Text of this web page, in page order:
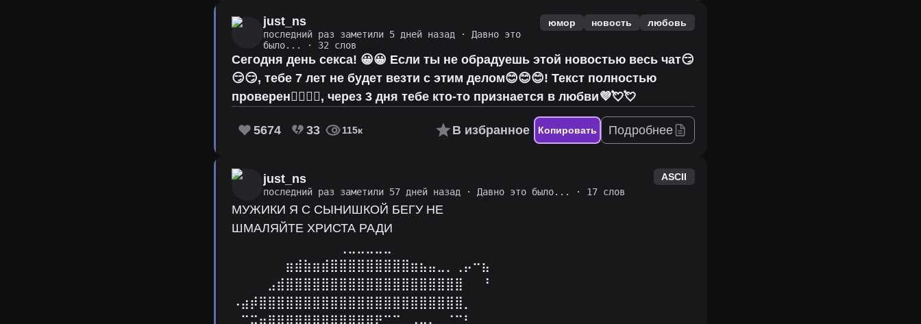
just_ns
последний раз заметили 5 дней назад ·
Давно это
было...
· 32 слов
юмор новость любовь
Сегодня день секса! 😀😀 Если ты не обрадуешь этой новостью весь чат😏
😏😏, тебе 7 лет не будет везти с этим делом😊😊😊! Текст полностью
проверен✌🏻✌🏻, через 3 дня тебе кто-то признается в любви💜💘💘
5674 33 115к В избранное Копировать Подробнее
just_ns
последний раз заметили 57 дней назад · Давно это было... · 17 слов
ASCII
МУЖИКИ Я С СЫНИШКОЙ БЕГУ НЕ
ШМАЛЯЙТЕ ХРИСТА РАДИ⠀
⠀⠀⠀⠀⠀⠀⣶⣾⣷⣶⣾⣿⣿⣿⣿⣿⣿⣿⣿⣿⣶⣦⣤⣀⡀⢀⡤⠒⣦⠀
⠀⠀⠀⠀⣠⣾⣿⣿⣿⣿⣿⣿⣿⣿⣿⣿⣿⣿⣿⣿⣿⣿⣿⣿⣿⣿⠀⠀⠘⠀
⠠⣴⡾⣿⣿⣿⣿⣿⣿⣿⣿⣿⣿⣿⣿⣿⣿⣿⣿⣿⣿⣿⣿⣿⣿⣿⡀⠀⠀⠀
⠀⠉⢭⣶⣿⣿⣿⣿⣿⣿⣿⣿⣿⣿⣿⣿⡟⢉⣉⣀⣠⣤⣄⣀⡈⠉⢃⠀⠀⠀